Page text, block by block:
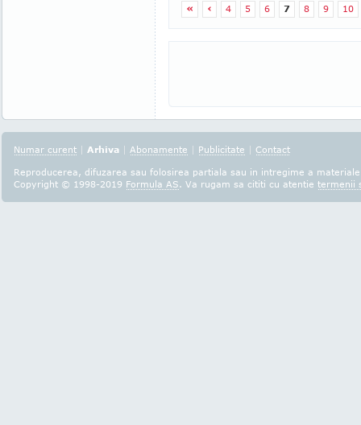
« ‹ 4 5 6 7 8 9 10
Numar curent | Arhiva | Abonamente | Publicitate | Contact
Reproducerea, difuzarea sau folosirea partiala sau in intregime a
Copyright © 1998-2019 Formula AS. Va rugam sa cititi cu atentie termenii